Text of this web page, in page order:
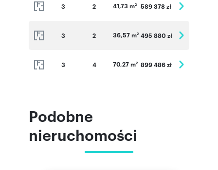
3 2 41,73 m2 589 378 zł
3 2 36,57 m2 495 880 zł
3 4 70,27 m2 899 486 zł
Podobne
nieruchomości